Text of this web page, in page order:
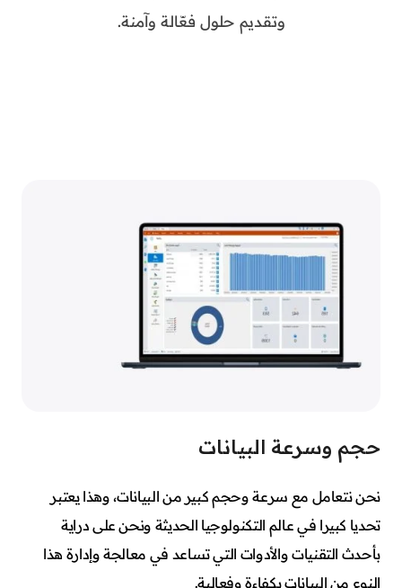
وتقديم حلول فعّالة وآمنة.
حجم وسرعة البيانات
نحن نتعامل مع سرعة وحجم كبير من البيانات، وهذا يعتبر
تحديا كبيرا في عالم التكنولوجيا الحديثة ونحن على دراية
بأحدث التقنيات والأدوات التي تساعد في معالجة وإدارة هذا
النوع من البيانات بكفاءة وفعالية.